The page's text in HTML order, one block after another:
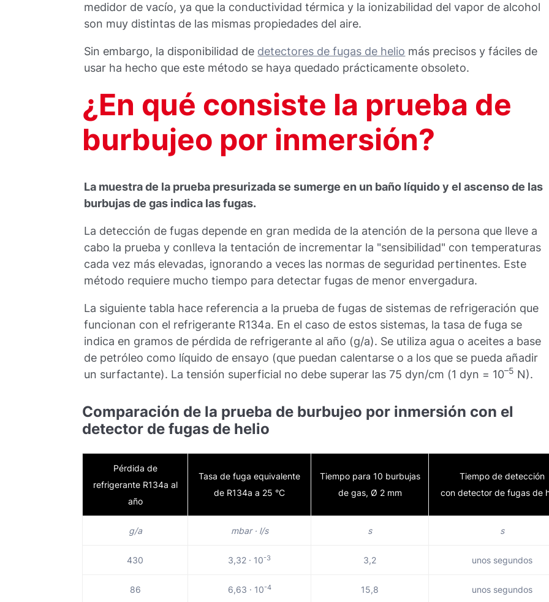
medidor de vacío, ya que la conductividad térmica y la ionizabilidad del vapor de alcohol
son muy distintas de las mismas propiedades del aire.
Sin embargo, la disponibilidad de detectores de fugas de helio más precisos y fáciles de
usar ha hecho que este método se haya quedado prácticamente obsoleto.
¿En qué consiste la prueba de
burbujeo por inmersión?
La muestra de la prueba presurizada se sumerge en un baño líquido y el ascenso de las
burbujas de gas indica las fugas.
La detección de fugas depende en gran medida de la atención de la persona que lleve a
cabo la prueba y conlleva la tentación de incrementar la "sensibilidad" con temperaturas
cada vez más elevadas, ignorando a veces las normas de seguridad pertinentes. Este
método requiere mucho tiempo para detectar fugas de menor envergadura.
La siguiente tabla hace referencia a la prueba de fugas de sistemas de refrigeración que
funcionan con el refrigerante R134a. En el caso de estos sistemas, la tasa de fuga se
indica en gramos de pérdida de refrigerante al año (g/a). Se utiliza agua o aceites a base
de petróleo como líquido de ensayo (que puedan calentarse o a los que se pueda añadir
un surfactante). La tensión superficial no debe superar las 75 dyn/cm (1 dyn = 10–5 N).
Comparación de la prueba de burbujeo por inmersión con el
detector de fugas de helio
Pérdida de
refrigerante R134a al
año
Tasa de fuga equivalente
de R134a a 25 °C
Tiempo para 10 burbujas
de gas, Ø 2 mm
Tiempo de detección
con detector de fugas de
g/a mbar · l/s s s
430 3,32 · 10-3 3,2 unos segundos
86 6,63 · 10-4 15,8 unos segundos